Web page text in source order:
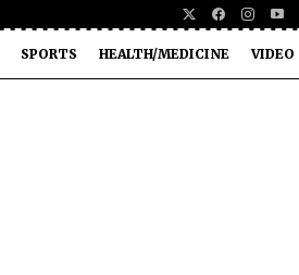
SPORTS HEALTH/MEDICINE VIDEO